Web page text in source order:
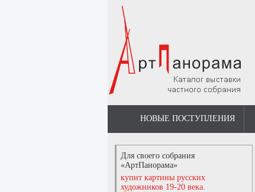
НОВЫЕ ПОСТУПЛЕНИЯ
Для своего собрания
«АртПанорама»
купит картины русских
художников 19-20 века.